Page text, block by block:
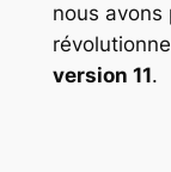
nous avons
version 11.